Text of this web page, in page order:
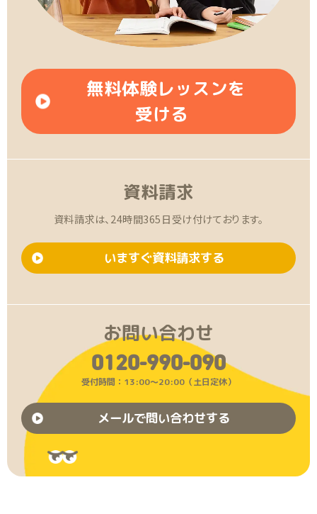
無料体験レッスンを
受ける
資料請求
資料請求は、24時間365日受け付けております。
いますぐ資料請求する
お問い合わせ
0120-990-090
受付時間：13:00〜20:00（土日定休）
メールで問い合わせする